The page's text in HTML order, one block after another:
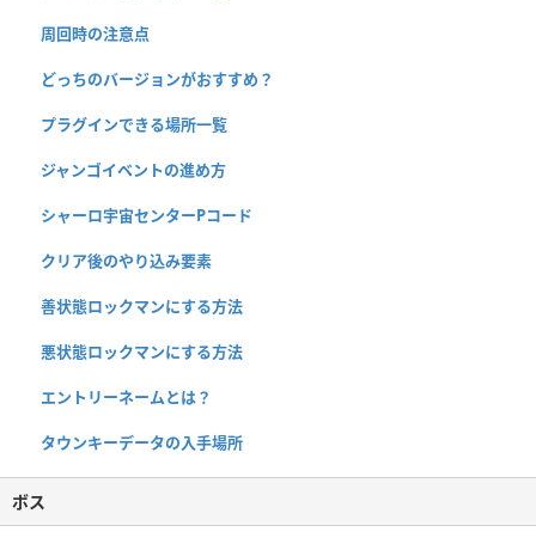
周回時の注意点
どっちのバージョンがおすすめ？
プラグインできる場所一覧
ジャンゴイベントの進め方
シャーロ宇宙センターPコード
クリア後のやり込み要素
善状態ロックマンにする方法
悪状態ロックマンにする方法
エントリーネームとは？
タウンキーデータの入手場所
ボス